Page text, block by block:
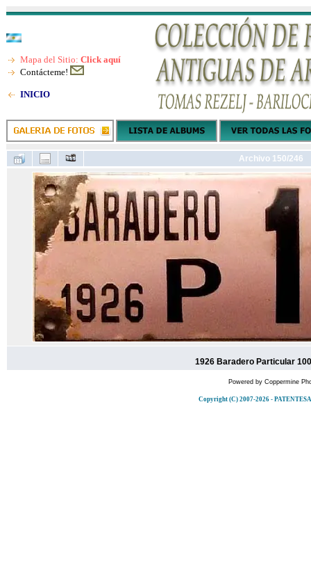
Mapa del Sitio: Click aquí
Contácteme!
INICIO
Archivo 150/246
1926 Baradero Particular
Powered by Coppermine
Copyright (C) 2007-2026 -